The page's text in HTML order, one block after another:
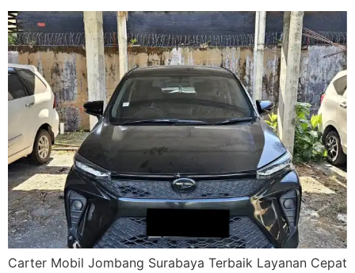
Carter Mobil Jombang Surabaya Terbaik Layanan Cepat